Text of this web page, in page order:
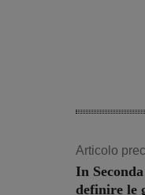
Articolo
In
definire le